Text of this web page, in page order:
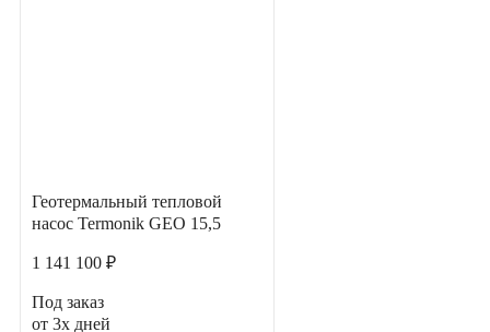
Геотермальный тепловой
насос Termonik GEO 15,5
1 141 100 ₽
Под заказ
от 3х дней